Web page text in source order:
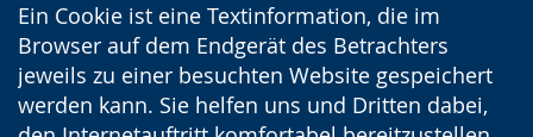
Ein Cookie ist eine Textinformation, die im
Browser auf dem Endgerät des Betrachters
jeweils zu einer besuchten Website gespeichert
werden kann. Sie helfen uns und Dritten dabei,